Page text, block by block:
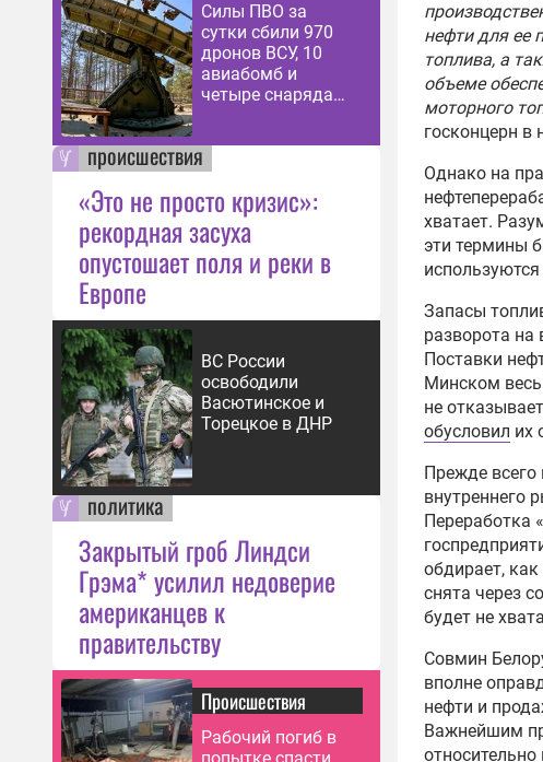
Силы ПВО за
сутки сбили 970
дронов ВСУ, 10
авиабомб и
четыре снаряда
происшествия
«Это не просто кризис»:
рекордная засуха
опустошает поля и реки в
Европе
ВС России
освободили
Васютинское и
Торецкое в ДНР
политика
Закрытый гроб Линдси
Грэма* усилил недоверие
американцев к
правительству
Происшествия
Рабочий погиб в
нефти для ее
топлива, а
объеме
моторного
госконцерн в
Однако на
хватает.
эти термины
Запасы
разворота на
Поставки
Минском весь
не
обусловил их
Прежде
внутреннего
Переработка
обдирает,
снята через
будет не
Совмин
вполне
нефти и
Важнейшим